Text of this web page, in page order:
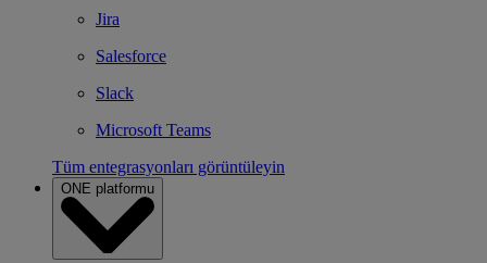
Jira
Salesforce
Slack
Microsoft Teams
Tüm entegrasyonları görüntüleyin
ONE platformu